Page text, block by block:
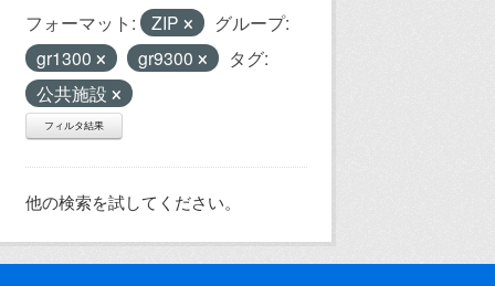
フォーマット: ZIP
グループ:
gr1300
gr9300
タグ:
公共施設
フィルタ結果
他の検索を試してください。